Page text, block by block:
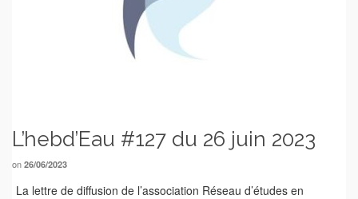
L’hebd’Eau #127 du 26 juin 2023
on 26/06/2023
La lettre de diffusion de l’association Réseau d’études en